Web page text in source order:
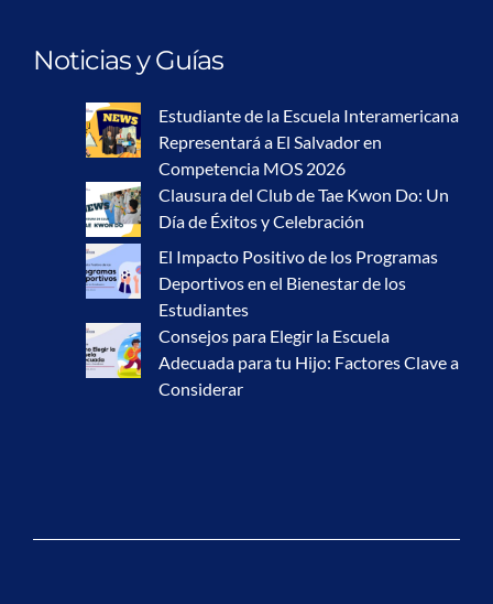
Noticias y Guías
Estudiante de la Escuela Interamericana
Representará a El Salvador en
Competencia MOS 2026
Clausura del Club de Tae Kwon Do: Un
Día de Éxitos y Celebración
El Impacto Positivo de los Programas
Deportivos en el Bienestar de los
Estudiantes
Consejos para Elegir la Escuela
Adecuada para tu Hijo: Factores Clave a
Considerar